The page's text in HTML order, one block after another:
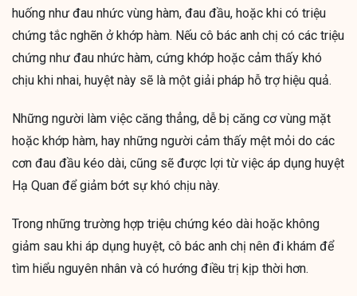
huống như đau nhức vùng hàm, đau đầu, hoặc khi có triệu
chứng tắc nghẽn ở khớp hàm. Nếu cô bác anh chị có các triệu
chứng như đau nhức hàm, cứng khớp hoặc cảm thấy khó
chịu khi nhai, huyệt này sẽ là một giải pháp hỗ trợ hiệu quả.
Những người làm việc căng thẳng, dễ bị căng cơ vùng mặt
hoặc khớp hàm, hay những người cảm thấy mệt mỏi do các
cơn đau đầu kéo dài, cũng sẽ được lợi từ việc áp dụng huyệt
Hạ Quan để giảm bớt sự khó chịu này.
Trong những trường hợp triệu chứng kéo dài hoặc không
giảm sau khi áp dụng huyệt, cô bác anh chị nên đi khám để
tìm hiểu nguyên nhân và có hướng điều trị kịp thời hơn.